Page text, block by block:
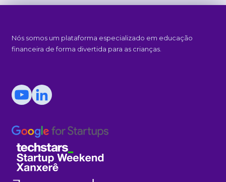
Nós somos um plataforma especializado em educação
financeira de forma divertida para as crianças.